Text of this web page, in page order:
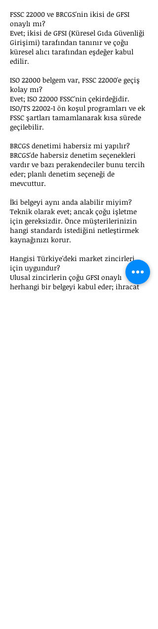
FSSC 22000 ve BRCGS'nin ikisi de GFSI
onaylı mı?
Evet; ikisi de GFSI (Küresel Gıda Güvenliği
Girişimi) tarafından tanınır ve çoğu
küresel alıcı tarafından eşdeğer kabul
edilir.
ISO 22000 belgem var, FSSC 22000'e geçiş
kolay mı?
Evet; ISO 22000 FSSC'nin çekirdeğidir.
ISO/TS 22002-1 ön koşul programları ve ek
FSSC şartları tamamlanarak kısa sürede
geçilebilir.
BRCGS denetimi habersiz mi yapılır?
BRCGS'de habersiz denetim seçenekleri
vardır ve bazı perakendeciler bunu tercih
eder; planlı denetim seçeneği de
mevcuttur.
İki belgeyi aynı anda alabilir miyim?
Teknik olarak evet; ancak çoğu işletme
için gereksizdir. Önce müşterilerinizin
hangi standardı istediğini netleştirmek
kaynağınızı korur.
Hangisi Türkiye'deki market zincirleri
için uygundur?
Ulusal zincirlerin çoğu GFSI onaylı
herhangi bir belgeyi kabul eder; ihracat